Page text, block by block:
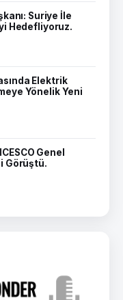
Suriye İle
Hedefliyoruz.
Elektrik
Yönelik Yeni
Genel
Görüştü.